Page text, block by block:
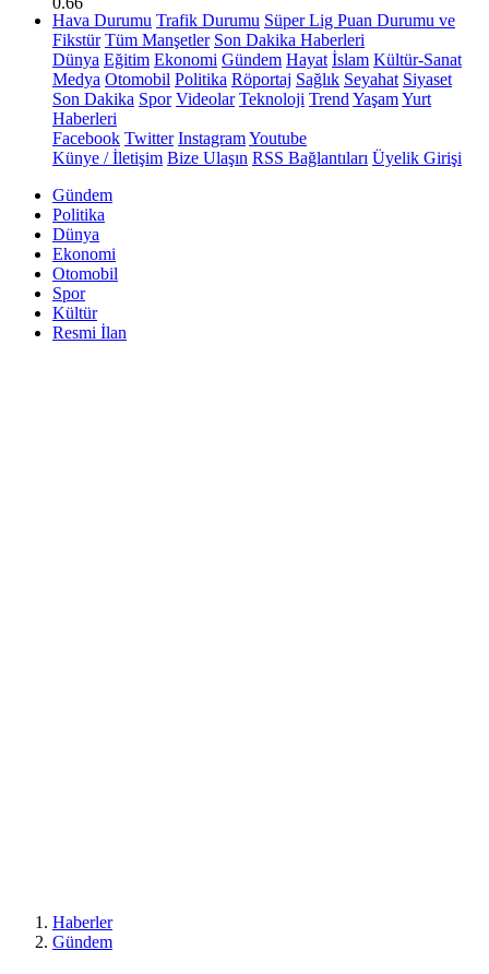
Hava Durumu Trafik Durumu Süper Lig Puan Durumu ve
Fikstür Tüm Manşetler Son Dakika Haberleri
Dünya Eğitim Ekonomi Gündem Hayat İslam Kültür-Sanat
Medya Otomobil Politika Röportaj Sağlık Seyahat Siyaset
Son Dakika Spor Videolar Teknoloji Trend YaşamYurt
Haberleri
Facebook Twitter InstagramYoutube
Künye / İletişim Bize Ulaşın RSS Bağlantıları Üyelik Girişi
Gündem
Politika
Dünya
Ekonomi
Otomobil
Spor
Kültür
Resmi İlan
Haberler
Gündem